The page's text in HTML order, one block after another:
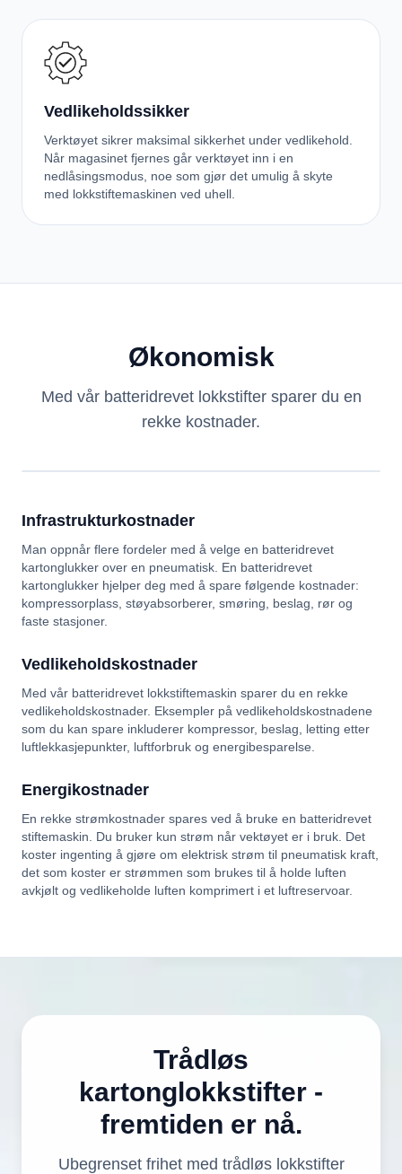
Vedlikeholdssikker
Verktøyet sikrer maksimal sikkerhet under vedlikehold.
Når magasinet fjernes går verktøyet inn i en
nedlåsingsmodus, noe som gjør det umulig å skyte
med lokkstiftemaskinen ved uhell.
Økonomisk
Med vår batteridrevet lokkstifter sparer du en
rekke kostnader.
Infrastrukturkostnader
Man oppnår flere fordeler med å velge en batteridrevet
kartonglukker over en pneumatisk. En batteridrevet
kartonglukker hjelper deg med å spare følgende kostnader:
kompressorplass, støyabsorberer, smøring, beslag, rør og
faste stasjoner.
Vedlikeholdskostnader
Med vår batteridrevet lokkstiftemaskin sparer du en rekke
vedlikeholdskostnader. Eksempler på vedlikeholdskostnadene
som du kan spare inkluderer kompressor, beslag, letting etter
luftlekkasjepunkter, luftforbruk og energibesparelse.
Energikostnader
En rekke strømkostnader spares ved å bruke en batteridrevet
stiftemaskin. Du bruker kun strøm når vektøyet er i bruk. Det
koster ingenting å gjøre om elektrisk strøm til pneumatisk kraft,
det som koster er strømmen som brukes til å holde luften
avkjølt og vedlikeholde luften komprimert i et luftreservoar.
Trådløs
kartonglokkstifter -
fremtiden er nå.
Ubegrenset frihet med trådløs lokkstifter